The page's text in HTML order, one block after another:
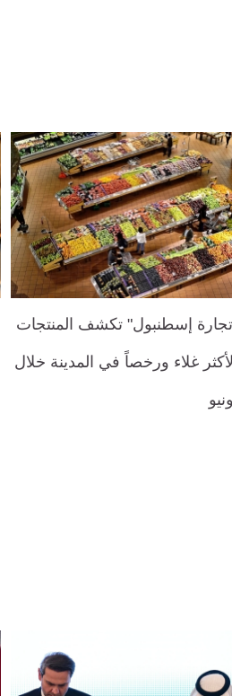
إسطنبول" تكشف المنتجات
غلاء ورخصاً في المدينة خلال